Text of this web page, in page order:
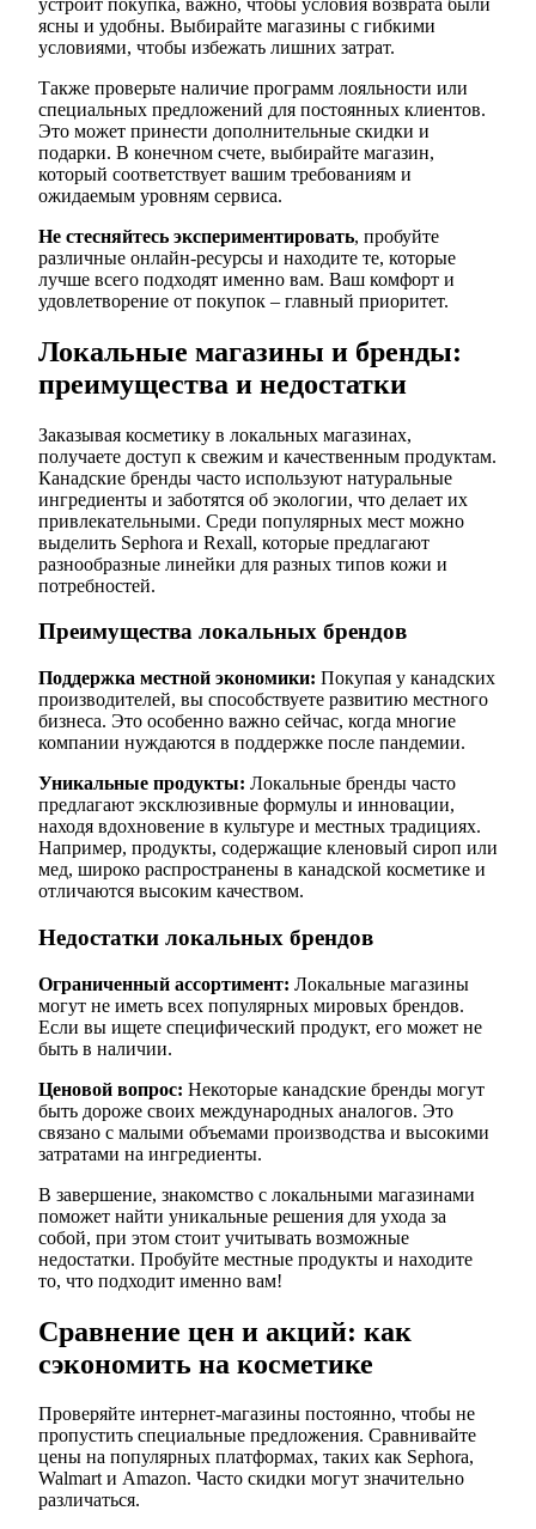
устроит покупка, важно, чтобы условия возврата были
ясны и удобны. Выбирайте магазины с гибкими
условиями, чтобы избежать лишних затрат.
Также проверьте наличие программ лояльности или
специальных предложений для постоянных клиентов.
Это может принести дополнительные скидки и
подарки. В конечном счете, выбирайте магазин,
который соответствует вашим требованиям и
ожидаемым уровням сервиса.
Не стесняйтесь экспериментировать, пробуйте
различные онлайн-ресурсы и находите те, которые
лучше всего подходят именно вам. Ваш комфорт и
удовлетворение от покупок – главный приоритет.
Локальные магазины и бренды:
преимущества и недостатки
Заказывая косметику в локальных магазинах,
получаете доступ к свежим и качественным продуктам.
Канадские бренды часто используют натуральные
ингредиенты и заботятся об экологии, что делает их
привлекательными. Среди популярных мест можно
выделить Sephora и Rexall, которые предлагают
разнообразные линейки для разных типов кожи и
потребностей.
Преимущества локальных брендов
Поддержка местной экономики: Покупая у канадских
производителей, вы способствуете развитию местного
бизнеса. Это особенно важно сейчас, когда многие
компании нуждаются в поддержке после пандемии.
Уникальные продукты: Локальные бренды часто
предлагают эксклюзивные формулы и инновации,
находя вдохновение в культуре и местных традициях.
Например, продукты, содержащие кленовый сироп или
мед, широко распространены в канадской косметике и
отличаются высоким качеством.
Недостатки локальных брендов
Ограниченный ассортимент: Локальные магазины
могут не иметь всех популярных мировых брендов.
Если вы ищете специфический продукт, его может не
быть в наличии.
Ценовой вопрос: Некоторые канадские бренды могут
быть дороже своих международных аналогов. Это
связано с малыми объемами производства и высокими
затратами на ингредиенты.
В завершение, знакомство с локальными магазинами
поможет найти уникальные решения для ухода за
собой, при этом стоит учитывать возможные
недостатки. Пробуйте местные продукты и находите
то, что подходит именно вам!
Сравнение цен и акций: как
сэкономить на косметике
Проверяйте интернет-магазины постоянно, чтобы не
пропустить специальные предложения. Сравнивайте
цены на популярных платформах, таких как Sephora,
Walmart и Amazon. Часто скидки могут значительно
различаться.